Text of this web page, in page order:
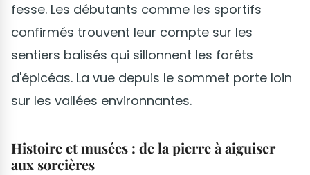
fesse. Les débutants comme les sportifs
confirmés trouvent leur compte sur les
sentiers balisés qui sillonnent les forêts
d'épicéas. La vue depuis le sommet porte loin
sur les vallées environnantes.
Histoire et musées : de la pierre à aiguiser
aux sorcières